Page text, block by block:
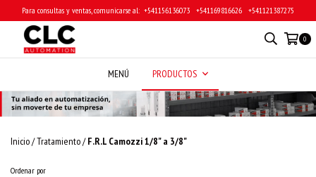
Para consultas y ventas, comunicarse al: ‎ +541156136073 ‎ ‎ +541169816626 ‎ ‎ +541121387275
0
MENÚ PRODUCTOS
Inicio/Tratamiento/ F.R.L Camozzi 1/8" a 3/8"
Ordenar por